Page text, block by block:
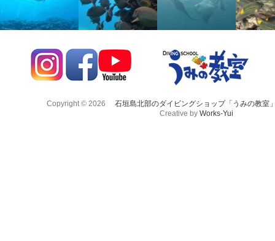
Copyright © 2026
石垣島北部のダイビングショップ「うみの教室
Creative by Works-Yui